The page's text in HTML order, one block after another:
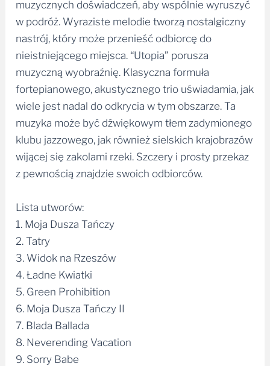
muzycznych doświadczeń, aby wspólnie wyruszyć
w podróż. Wyraziste melodie tworzą nostalgiczny
nastrój, który może przenieść odbiorcę do
nieistniejącego miejsca. “Utopia” porusza
muzyczną wyobraźnię. Klasyczna formuła
fortepianowego, akustycznego trio uświadamia, jak
wiele jest nadal do odkrycia w tym obszarze. Ta
muzyka może być dźwiękowym tłem zadymionego
klubu jazzowego, jak również sielskich krajobrazów
wijącej się zakolami rzeki. Szczery i prosty przekaz
z pewnością znajdzie swoich odbiorców.
Lista utworów:
1. Moja Dusza Tańczy
2. Tatry
3. Widok na Rzeszów
4. Ładne Kwiatki
5. Green Prohibition
6. Moja Dusza Tańczy II
7. Blada Ballada
8. Neverending Vacation
9. Sorry Babe